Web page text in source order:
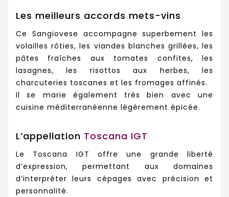
Les meilleurs accords mets-vins
Ce Sangiovese accompagne superbement les
volailles rôties, les viandes blanches grillées, les
pâtes fraîches aux tomates confites, les
lasagnes, les risottos aux herbes, les
charcuteries toscanes et les fromages affinés.
Il se marie également très bien avec une
cuisine méditerranéenne légèrement épicée.
L’appellation Toscana IGT
Le Toscana IGT offre une grande liberté
d’expression, permettant aux domaines
d’interpréter leurs cépages avec précision et
personnalité.